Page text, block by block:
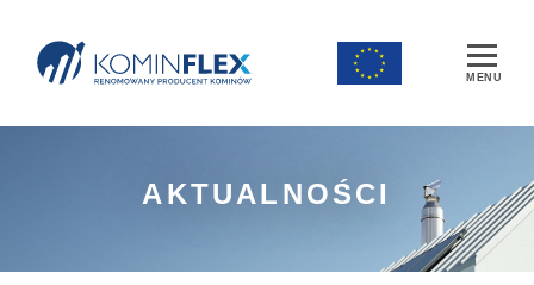
Main Navigation
AKTUALNOŚCI